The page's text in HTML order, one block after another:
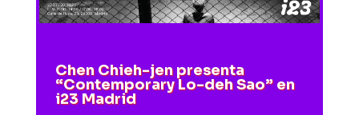
Chen Chieh-jen presenta
“Contemporary Lo-deh Sao” en
i23 Madrid